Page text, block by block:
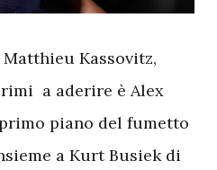
Kassovitz,
a aderire è Alex
piano del fumetto
a Kurt Busiek di